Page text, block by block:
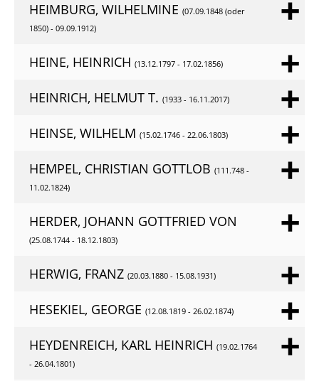
HEIMBURG, WILHELMINE (07.09.1848 (oder
1850) - 09.09.1912)
HEINE, HEINRICH (13.12.1797 - 17.02.1856)
HEINRICH, HELMUT T. (1933 - 16.11.2017)
HEINSE, WILHELM (15.02.1746 - 22.06.1803)
HEMPEL, CHRISTIAN GOTTLOB (111.748 -
11.02.1824)
HERDER, JOHANN GOTTFRIED VON
(25.08.1744 - 18.12.1803)
HERWIG, FRANZ (20.03.1880 - 15.08.1931)
HESEKIEL, GEORGE (12.08.1819 - 26.02.1874)
HEYDENREICH, KARL HEINRICH (19.02.1764
- 26.04.1801)